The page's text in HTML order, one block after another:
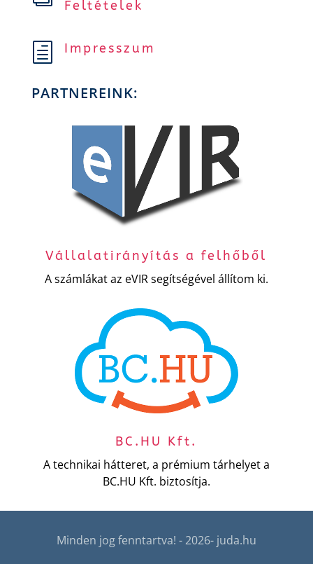
Feltételek
h Impresszum
PARTNEREINK:
Vállalatirányítás a felhőből
A számlákat az eVIR segítségével állítom ki.
BC.HU Kft.
A technikai hátteret, a prémium tárhelyet a
BC.HU Kft. biztosítja.
Minden jog fenntartva! - 2026- juda.hu